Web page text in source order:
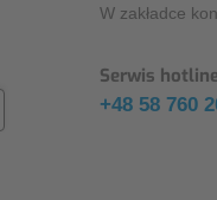
W zakładce
Serwis hotline
+48 58 760